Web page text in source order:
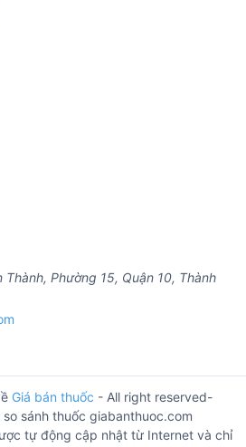
Thành, Phường 15, Quận 10, Thành
Giá bán thuốc - All right reserved-
sánh thuốc giabanthuoc.com
tự động cập nhật từ Internet và chỉ